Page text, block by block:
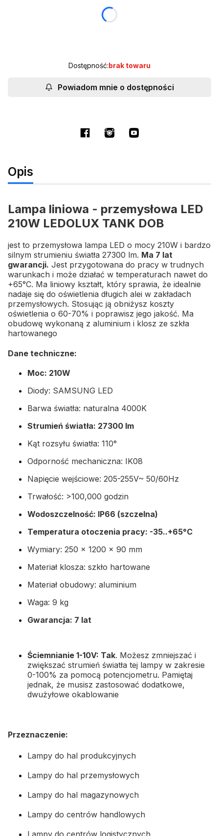
Dostępność:brak towaru
Powiadom mnie o dostępności
Opis
Lampa liniowa - przemysłowa LED
210W LEDOLUX TANK DOB
jest to przemysłowa lampa LED o mocy 210W i bardzo
silnym strumieniu światła 27300 lm. Ma 7 lat
gwarancji. Jest przygotowana do pracy w trudnych
warunkach i może działać w temperaturach nawet do
+65°C. Ma liniowy kształt, który sprawia, że idealnie
nadaje się do oświetlenia długich alei w zakładach
przemysłowych. Stosując ją obniżysz koszty
oświetlenia o 60-70% i poprawisz jego jakość. Ma
obudowę wykonaną z aluminium i klosz ze szkła
hartowanego
Dane techniczne:
Moc: 210W
Diody: SAMSUNG LED
Barwa światła: naturalna 4000K
Strumień światła: 27300 lm
Kąt rozsyłu światła: 110°
Odporność mechaniczna: IK08
Napięcie wejściowe: 205-255V~ 50/60Hz
Trwałość: >100,000 godzin
Wodoszczelność: IP66 (szczelna)
Temperatura otoczenia pracy: -35..+65°C
Wymiary: 250 x 1200 x 90 mm
Materiał klosza: szkło hartowane
Materiał obudowy: aluminium
Waga: 9 kg
Gwarancja: 7 lat
Ściemnianie 1-10V: Tak. Możesz zmniejszać i
zwiększać strumień światła tej lampy w zakresie
0-100% za pomocą potencjometru. Pamiętaj
jednak, że musisz zastosować dodatkowe,
dwużyłowe okablowanie
Przeznaczenie:
Lampy do hal produkcyjnych
Lampy do hal przemysłowych
Lampy do hal magazynowych
Lampy do centrów handlowych